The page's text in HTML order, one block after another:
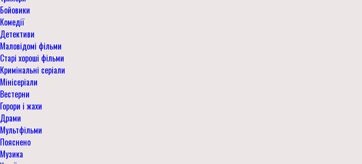
Бойовики
Комедії
Детективи
Маловідомі фільми
Старі хороші фільми
Кримінальні серіали
Мінісеріали
Вестерни
Горори і жахи
Драми
Мультфільми
Пояснено
Музика